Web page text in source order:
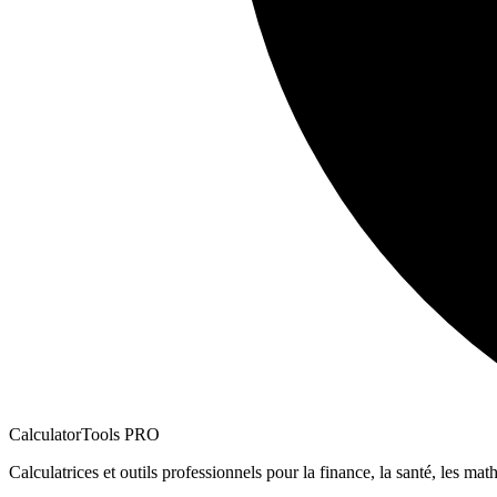
CalculatorTools PRO
Calculatrices et outils professionnels pour la finance, la santé, les